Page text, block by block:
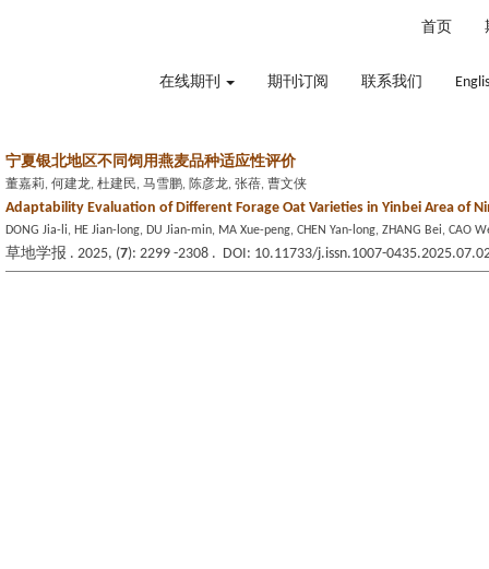
首页
在线期刊 期刊订阅 联系我们
宁夏银北地区不同饲用燕麦品种适应性评价
董嘉莉, 何建龙, 杜建民, 马雪鹏, 陈彦龙, 张蓓, 曹文侠
Adaptability Evaluation of Different Forage Oat Varieties in Yinbei Area of
DONG Jia-li, HE Jian-long, DU Jian-min, MA Xue-peng, CHEN Yan-long, ZHANG Bei, CAO
草地学报 . 2025, (7): 2299 -2308 . DOI: 10.11733/j.issn.1007-